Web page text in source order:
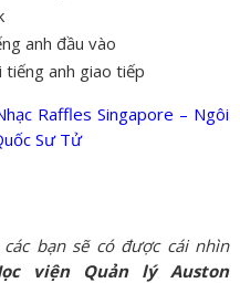
anh đầu vào
tiếng anh giao tiếp
Raffles Singapore – Ngôi
Sư Tử
bạn sẽ có được cái nhìn
viện Quản lý Auston